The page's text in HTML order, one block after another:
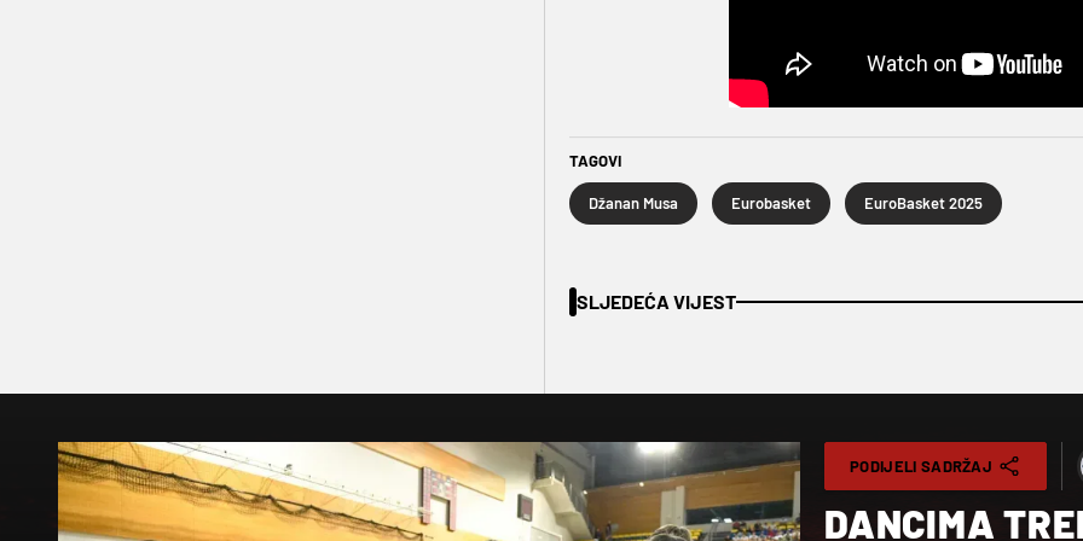
TAGOVI
Džanan Musa Eurobasket EuroBasket 2025
SLJEDEĆA VIJEST
PODIJELI SADRŽAJ
DANCIMA